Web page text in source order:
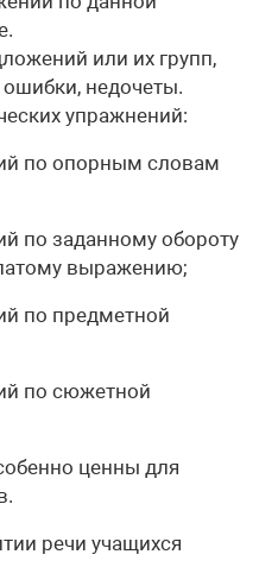
или их групп,
недочеты.
упражнений:
по опорным словам
по заданному обороту
выражению;
по предметной
по сюжетной
ценны для
речи учащихся